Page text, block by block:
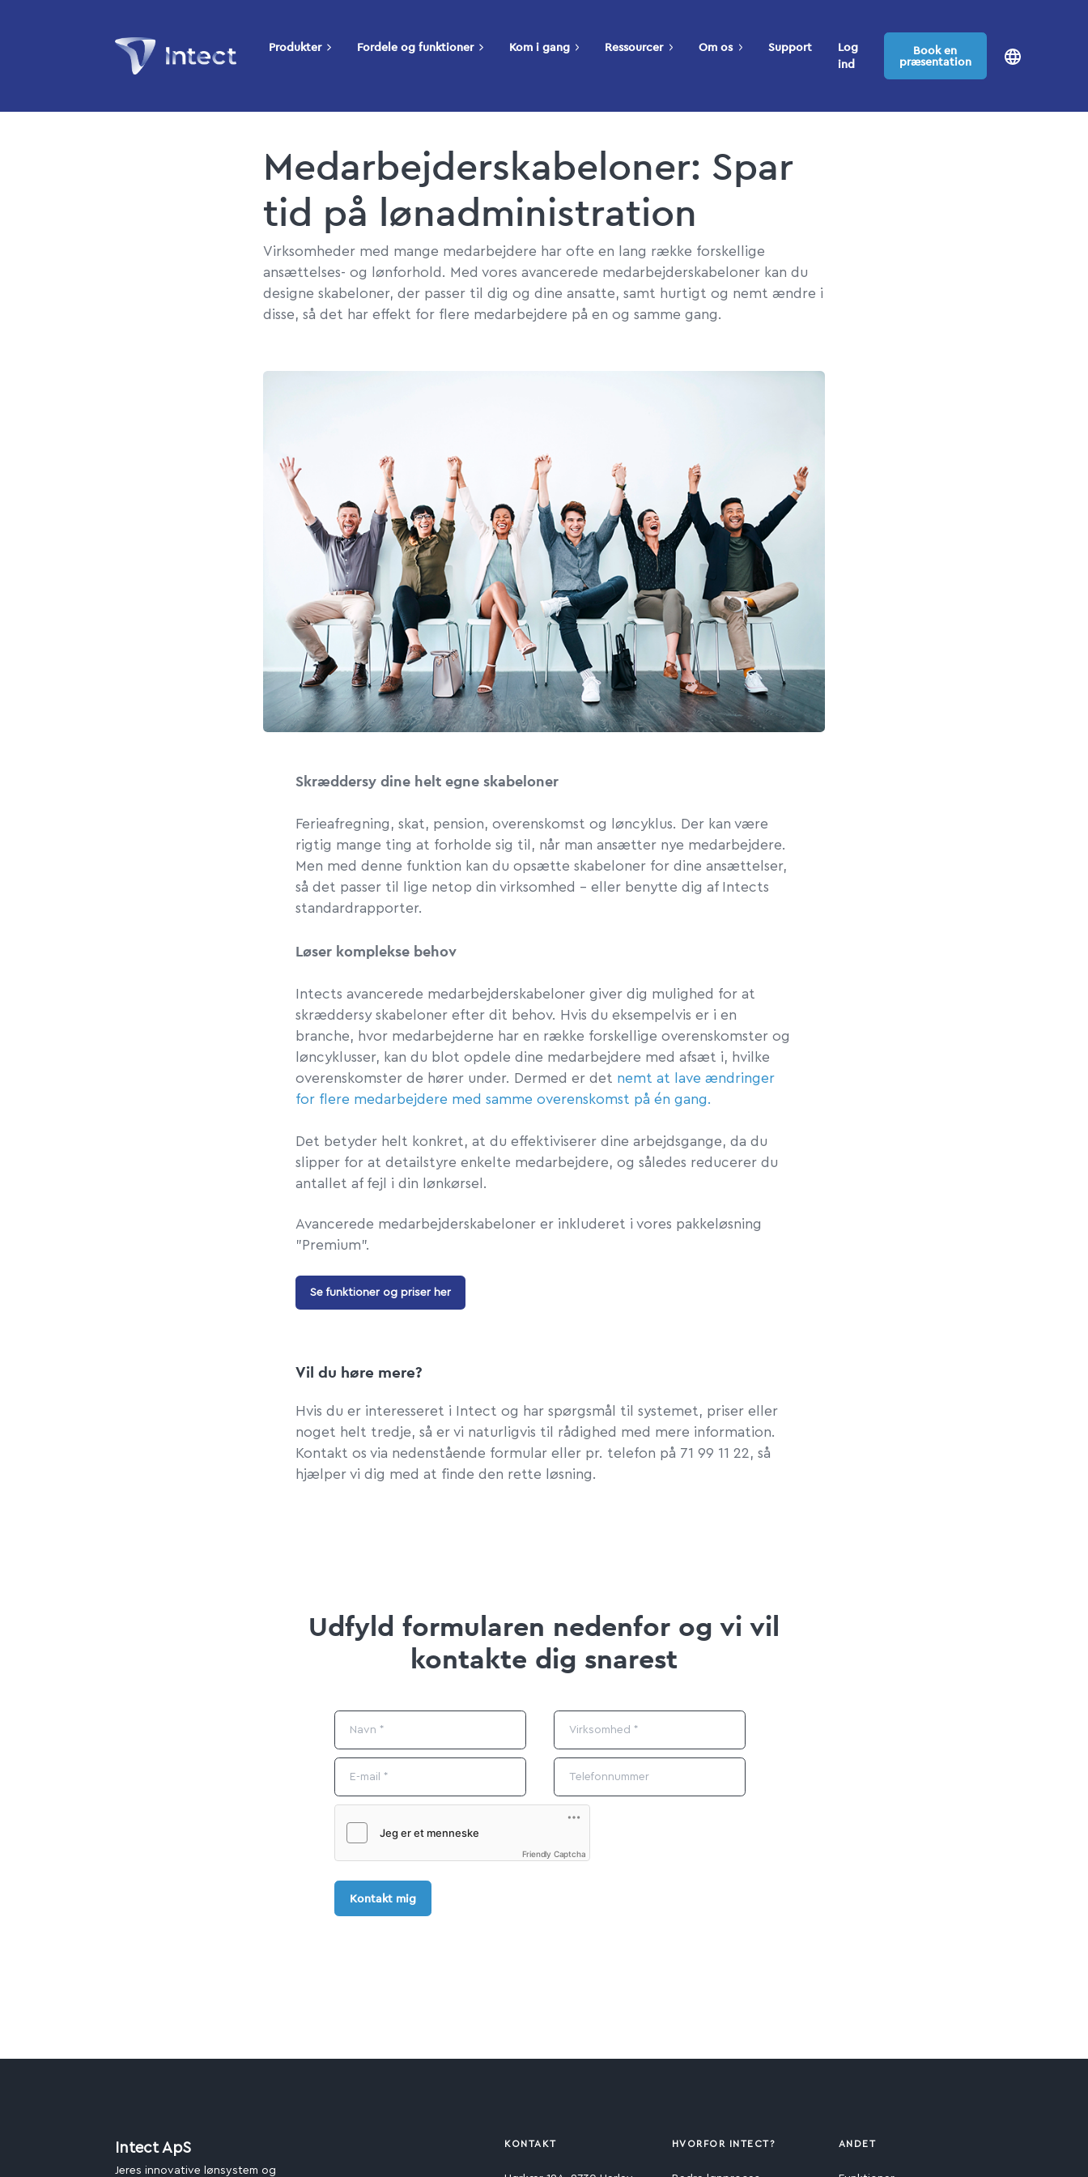
Produkter Fordele og funktioner Kom i gang Ressourcer Om os Support
Log
ind
Book en
præsentation
Medarbejderskabeloner: Spar
tid på lønadministration
Virksomheder med mange medarbejdere har ofte en lang række forskellige
ansættelses- og lønforhold. Med vores avancerede medarbejderskabeloner kan du
designe skabeloner, der passer til dig og dine ansatte, samt hurtigt og nemt ændre i
disse, så det har effekt for flere medarbejdere på en og samme gang.
Skræddersy dine helt egne skabeloner
Ferieafregning, skat, pension, overenskomst og løncyklus. Der kan være
rigtig mange ting at forholde sig til, når man ansætter nye medarbejdere.
Men med denne funktion kan du opsætte skabeloner for dine ansættelser,
så det passer til lige netop din virksomhed - eller benytte dig af Intects
standardrapporter.
Løser komplekse behov
Intects avancerede medarbejderskabeloner giver dig mulighed for at
skræddersy skabeloner efter dit behov. Hvis du eksempelvis er i en
branche, hvor medarbejderne har en række forskellige overenskomster og
løncyklusser, kan du blot opdele dine medarbejdere med afsæt i, hvilke
overenskomster de hører under. Dermed er det nemt at lave ændringer
for flere medarbejdere med samme overenskomst på én gang.
Det betyder helt konkret, at du effektiviserer dine arbejdsgange, da du
slipper for at detailstyre enkelte medarbejdere, og således reducerer du
antallet af fejl i din lønkørsel.
Avancerede medarbejderskabeloner er inkluderet i vores pakkeløsning
"Premium".
Se funktioner og priser her
Vil du høre mere?
Hvis du er interesseret i Intect og har spørgsmål til systemet, priser eller
noget helt tredje, så er vi naturligvis til rådighed med mere information.
Kontakt os via nedenstående formular eller pr. telefon på 71 99 11 22, så
hjælper vi dig med at finde den rette løsning.
Udfyld formularen nedenfor og vi vil
kontakte dig snarest
Friendly Captcha
Kontakt mig
Intect ApS
Jeres innovative lønsystem og
KONTAKT HVORFOR INTECT? ANDET